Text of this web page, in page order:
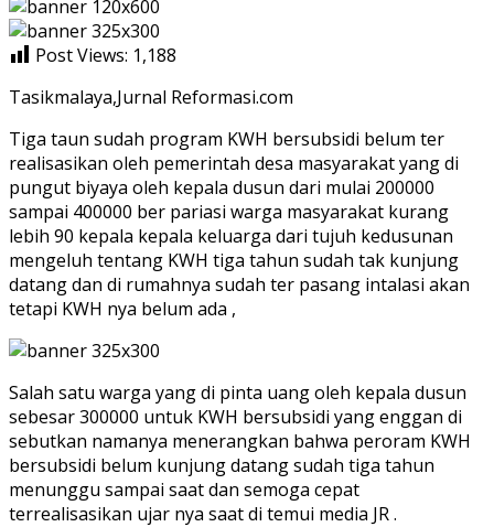
Post Views: 1,188
Tasikmalaya,Jurnal Reformasi.com
Tiga taun sudah program KWH bersubsidi belum ter
realisasikan oleh pemerintah desa masyarakat yang di
pungut biyaya oleh kepala dusun dari mulai 200000
sampai 400000 ber pariasi warga masyarakat kurang
lebih 90 kepala kepala keluarga dari tujuh kedusunan
mengeluh tentang KWH tiga tahun sudah tak kunjung
datang dan di rumahnya sudah ter pasang intalasi akan
tetapi KWH nya belum ada ,
Salah satu warga yang di pinta uang oleh kepala dusun
sebesar 300000 untuk KWH bersubsidi yang enggan di
sebutkan namanya menerangkan bahwa peroram KWH
bersubsidi belum kunjung datang sudah tiga tahun
menunggu sampai saat dan semoga cepat
terrealisasikan ujar nya saat di temui media JR .